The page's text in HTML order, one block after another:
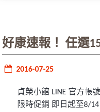
好康速報！ 任選
2016-07-25
貞榮小館 LINE 官方帳
限時促銷 即日起至8/14